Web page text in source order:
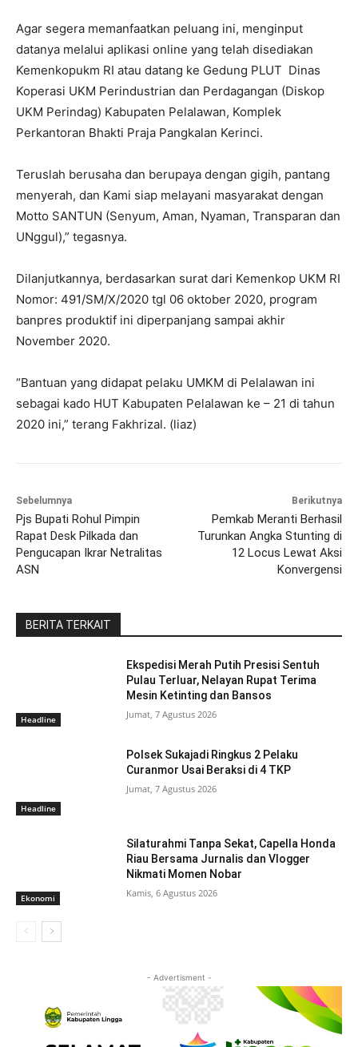
Agar segera memanfaatkan peluang ini, menginput
datanya melalui aplikasi online yang telah disediakan
Kemenkopukm RI atau datang ke Gedung PLUT Dinas
Koperasi UKM Perindustrian dan Perdagangan (Diskop
UKM Perindag) Kabupaten Pelalawan, Komplek
Perkantoran Bhakti Praja Pangkalan Kerinci.
Teruslah berusaha dan berupaya dengan gigih, pantang
menyerah, dan Kami siap melayani masyarakat dengan
Motto SANTUN (Senyum, Aman, Nyaman, Transparan dan
UNggul),” tegasnya.
Dilanjutkannya, berdasarkan surat dari Kemenkop UKM RI
Nomor: 491/SM/X/2020 tgl 06 oktober 2020, program
banpres produktif ini diperpanjang sampai akhir
November 2020.
“Bantuan yang didapat pelaku UMKM di Pelalawan ini
sebagai kado HUT Kabupaten Pelalawan ke – 21 di tahun
2020 ini,” terang Fakhrizal. (liaz)
Sebelumnya
Pjs Bupati Rohul Pimpin
Rapat Desk Pilkada dan
Pengucapan Ikrar Netralitas
ASN
Berikutnya
Pemkab Meranti Berhasil
Turunkan Angka Stunting di
12 Locus Lewat Aksi
Konvergensi
BERITA TERKAIT
Headline
Ekspedisi Merah Putih Presisi Sentuh
Pulau Terluar, Nelayan Rupat Terima
Mesin Ketinting dan Bansos
Jumat, 7 Agustus 2026
Headline
Polsek Sukajadi Ringkus 2 Pelaku
Curanmor Usai Beraksi di 4 TKP
Jumat, 7 Agustus 2026
Ekonomi
Silaturahmi Tanpa Sekat, Capella Honda
Riau Bersama Jurnalis dan Vlogger
Nikmati Momen Nobar
Kamis, 6 Agustus 2026
- Advertisment -